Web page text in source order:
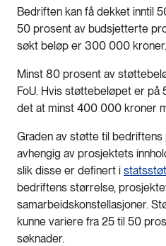
Bedriften kan få dekket inntil
50 prosent av budsjetterte
søkt beløp er 300 000 kroner.
Minst 80 prosent av
FoU. Hvis støttebeløpet er
det at minst 400 000 kroner
Graden av støtte til
avhengig av prosjektets
slik disse er definert i
bedriftens størrelse,
samarbeidskonstellasjoner.
kunne variere fra 25 til 50
søknader.